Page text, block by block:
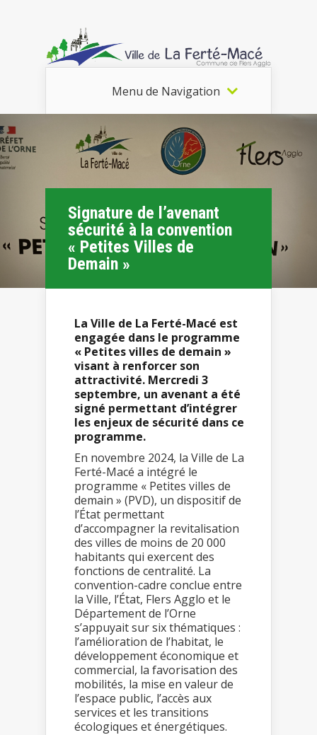
Menu de Navigation
Signature de l’avenant
sécurité à la convention
« Petites Villes de
Demain »
La Ville de La Ferté-Macé est
engagée dans le programme
« Petites villes de demain »
visant à renforcer son
attractivité. Mercredi 3
septembre, un avenant a été
signé permettant d’intégrer
les enjeux de sécurité dans ce
programme.
En novembre 2024, la Ville de La
Ferté-Macé a intégré le
programme « Petites villes de
demain » (PVD), un dispositif de
l’État permettant
d’accompagner la revitalisation
des villes de moins de 20 000
habitants qui exercent des
fonctions de centralité. La
convention-cadre conclue entre
la Ville, l’État, Flers Agglo et le
Département de l’Orne
s’appuyait sur six thématiques :
l’amélioration de l’habitat, le
développement économique et
commercial, la favorisation des
mobilités, la mise en valeur de
l’espace public, l’accès aux
services et les transitions
écologiques et énergétiques.